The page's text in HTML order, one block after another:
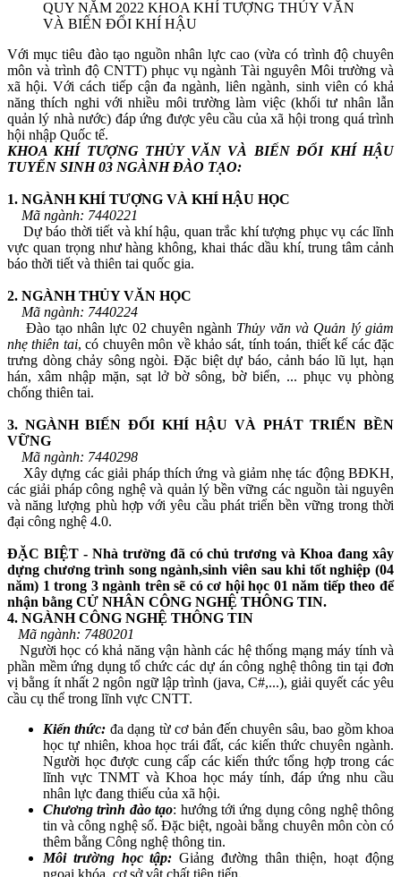
Với mục tiêu đào tạo nguồn nhân lực cao (vừa có trình độ chuyên
môn và trình độ CNTT) phục vụ ngành Tài nguyên Môi trường và
xã hội. Với cách tiếp cận đa ngành, liên ngành, sinh viên có khả
năng thích nghi với nhiều môi trường làm việc (khối tư nhân lẫn
quản lý nhà nước) đáp ứng được yêu cầu của xã hội trong quá trình
hội nhập Quốc tế.
KHOA KHÍ TƯỢNG THỦY VĂN VÀ BIẾN ĐỔI KHÍ HẬU
TUYỂN SINH 03 NGÀNH ĐÀO TẠO:
1. NGÀNH KHÍ TƯỢNG VÀ KHÍ HẬU HỌC
Mã ngành: 7440221
Dự báo thời tiết và khí hậu, quan trắc khí tượng phục vụ các lĩnh
vực quan trọng như hàng không, khai thác dầu khí, trung tâm cảnh
báo thời tiết và thiên tai quốc gia.
2. NGÀNH THỦY VĂN HỌC
Mã ngành: 7440224
Đào tạo nhân lực 02 chuyên ngành Thủy văn và Quản lý giảm
nhẹ thiên tai, có chuyên môn về khảo sát, tính toán, thiết kế các đặc
trưng dòng chảy sông ngòi. Đặc biệt dự báo, cảnh báo lũ lụt, hạn
hán, xâm nhập mặn, sạt lở bờ sông, bờ biển, ... phục vụ phòng
chống thiên tai.
3. NGÀNH BIẾN ĐỔI KHÍ HẬU VÀ PHÁT TRIỂN BỀN
VỮNG
Mã ngành: 7440298
Xây dựng các giải pháp thích ứng và giảm nhẹ tác động BĐKH,
các giải pháp công nghệ và quản lý bền vững các nguồn tài nguyên
và năng lượng phù hợp với yêu cầu phát triển bền vững trong thời
đại công nghệ 4.0.
ĐẶC BIỆT - Nhà trường đã có chủ trương và Khoa đang xây
dựng chương trình song ngành,sinh viên sau khi tốt nghiệp (04
năm) 1 trong 3 ngành trên sẽ có cơ hội học 01 năm tiếp theo để
nhận bằng CỬ NHÂN CÔNG NGHỆ THÔNG TIN.
4. NGÀNH CÔNG NGHỆ THÔNG TIN
Mã ngành: 7480201
Người học có khả năng vận hành các hệ thống mạng máy tính và
phần mềm ứng dụng tổ chức các dự án công nghệ thông tin tại đơn
vị bằng ít nhất 2 ngôn ngữ lập trình (java, C#,...), giải quyết các yêu
cầu cụ thể trong lĩnh vực CNTT.
Kiến thức: đa dạng từ cơ bản đến chuyên sâu, bao gồm khoa
học tự nhiên, khoa học trái đất, các kiến thức chuyên ngành.
Người học được cung cấp các kiến thức tổng hợp trong các
lĩnh vực TNMT và Khoa học máy tính, đáp ứng nhu cầu
nhân lực đang thiếu của xã hội.
Chương trình đào tạo: hướng tới ứng dụng công nghệ thông
tin và công nghệ số. Đặc biệt, ngoài bằng chuyên môn còn có
thêm bằng Công nghệ thông tin.
Môi trường học tập: Giảng đường thân thiện, hoạt động
ngoại khóa, cơ sở vật chất tiên tiến.